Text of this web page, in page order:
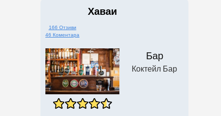
Хаваи
166 Отзиви
46 Коментара
Бар
Коктейл Бар